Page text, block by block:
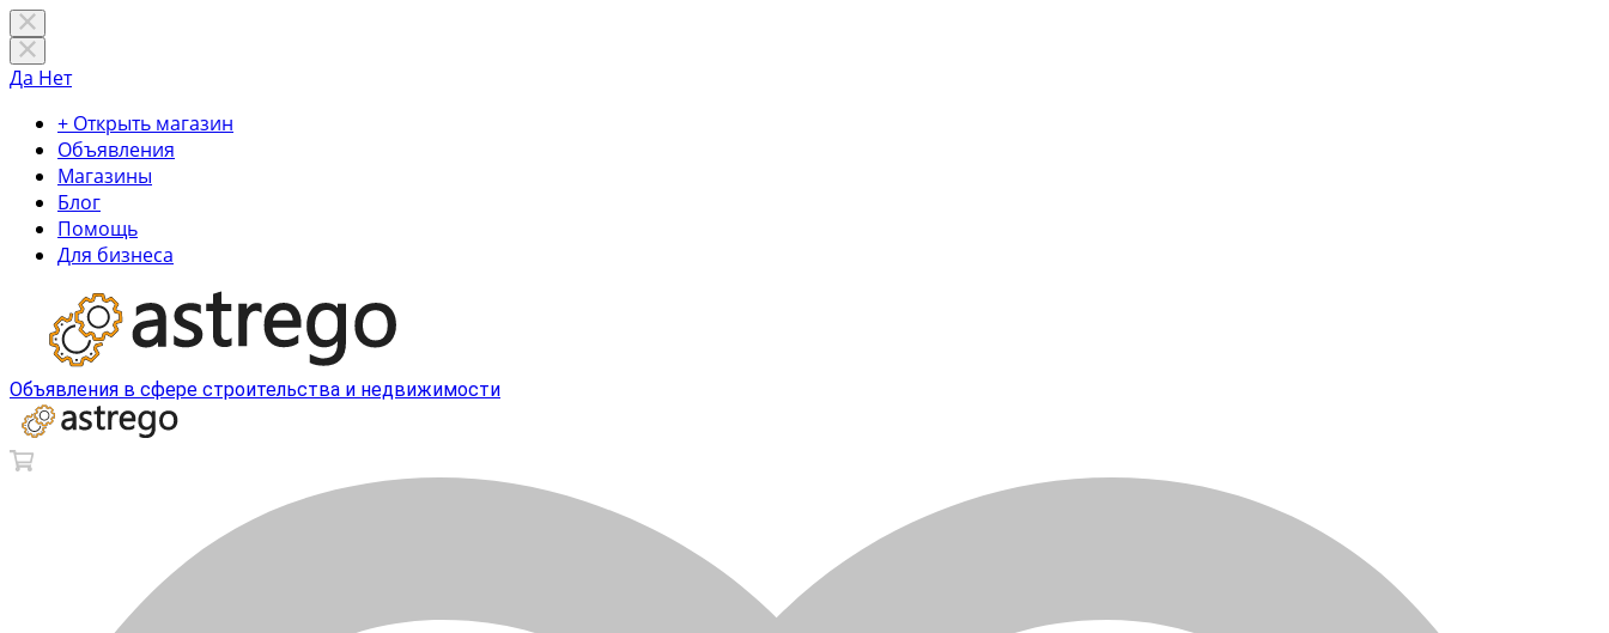
Да Нет
+ Открыть магазин
Объявления
Магазины
Блог
Помощь
Для бизнеса
Объявления в сфере строительства и недвижимости